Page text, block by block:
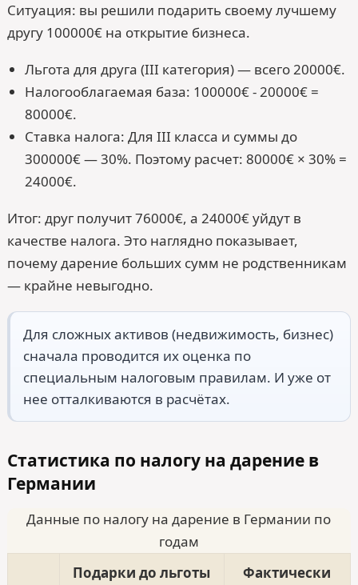
Ситуация: вы решили подарить своему лучшему
другу 100000€ на открытие бизнеса.
Льгота для друга (III категория) — всего 20000€.
Налогооблагаемая база: 100000€ - 20000€ =
80000€.
Ставка налога: Для III класса и суммы до
300000€ — 30%. Поэтому расчет: 80000€ × 30% =
24000€.
Итог: друг получит 76000€, а 24000€ уйдут в
качестве налога. Это наглядно показывает,
почему дарение больших сумм не родственникам
— крайне невыгодно.
Для сложных активов (недвижимость, бизнес)
сначала проводится их оценка по
специальным налоговым правилам. И уже от
нее отталкиваются в расчётах.
Статистика по налогу на дарение в
Германии
Данные по налогу на дарение в Германии по
годам
Подарки до льготы
Фактически